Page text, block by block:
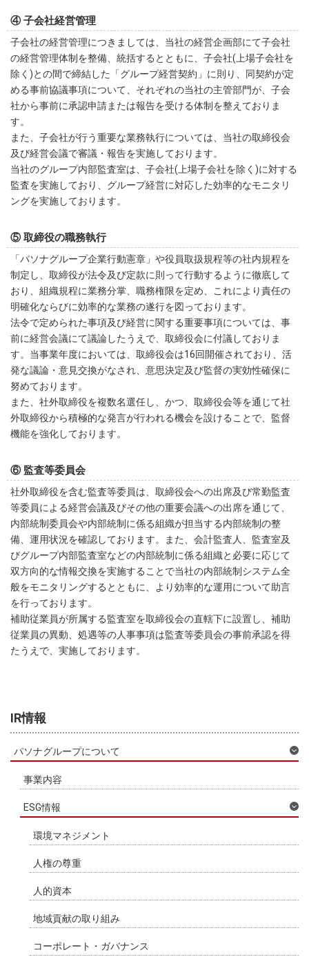
④ 子会社経営管理
子会社の経営管理につきましては、当社の経営企画部にて子会社
の経営管理体制を整備、統括するとともに、子会社(上場子会社を
除く)との間で締結した「グループ経営契約」に則り、同契約が定
める事前協議事項について、それぞれの当社の主管部門が、子会
社から事前に承認申請または報告を受ける体制を整えておりま
す。
また、子会社が行う重要な業務執行については、当社の取締役会
及び経営会議で審議・報告を実施しております。
当社のグループ内部監査室は、子会社(上場子会社を除く)に対する
監査を実施しており、グループ経営に対応した効率的なモニタリ
ングを実施しております。
⑤ 取締役の職務執行
「パソナグループ企業行動憲章」や役員取扱規程等の社内規程を
制定し、取締役が法令及び定款に則って行動するように徹底して
おり、組織規程に業務分掌、職務権限を定め、これにより責任の
明確化ならびに効率的な業務の遂行を図っております。
法令で定められた事項及び経営に関する重要事項については、事
前に経営会議にて議論したうえで、取締役会に付議しておりま
す。当事業年度においては、取締役会は16回開催されており、活
発な議論・意見交換がなされ、意思決定及び監督の実効性確保に
努めております。
また、社外取締役を複数名選任し、かつ、取締役会等を通じて社
外取締役から積極的な発言が行われる機会を設けることで、監督
機能を強化しております。
⑥ 監査等委員会
社外取締役を含む監査等委員は、取締役会への出席及び常勤監査
等委員による経営会議及びその他の重要会議への出席を通じて、
内部統制委員会や内部統制に係る組織が担当する内部統制の整
備、運用状況を確認しております。また、会計監査人、監査室及
びグループ内部監査室などの内部統制に係る組織と必要に応じて
双方向的な情報交換を実施することで当社の内部統制システム全
般をモニタリングするとともに、より効率的な運用について助言
を行っております。
補助従業員が所属する監査室を取締役会の直轄下に設置し、補助
従業員の異動、処遇等の人事事項は監査等委員会の事前承認を得
たうえで、実施しております。
IR情報
パソナグループについて
事業内容
ESG情報
環境マネジメント
人権の尊重
人的資本
地域貢献の取り組み
コーポレート・ガバナンス